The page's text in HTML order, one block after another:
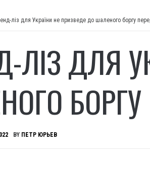
ліз для України не призведе до шаленого боргу
ЛІЗ ДЛЯ
BY ПЕТР ЮРЬЕВ